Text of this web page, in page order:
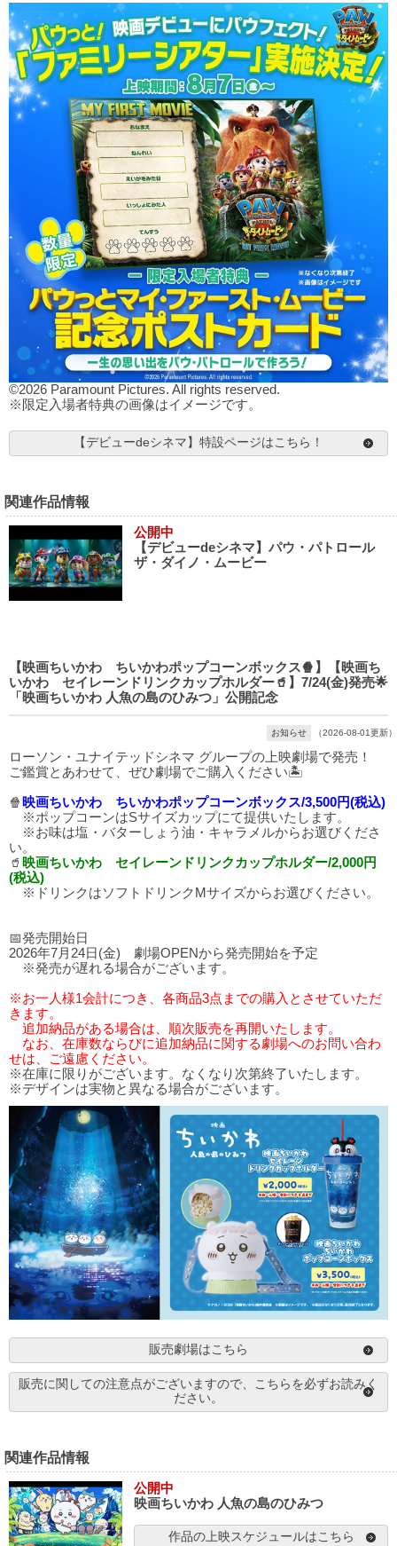
©2026 Paramount Pictures. All rights reserved.
※限定入場者特典の画像はイメージです。
【デビューdeシネマ】特設ページはこちら！
関連作品情報
公開中
【デビューdeシネマ】パウ・パトロール
ザ・ダイノ・ムービー
【映画ちいかわ ちいかわポップコーンボックス🍿】【映画ち
いかわ セイレーンドリンクカップホルダー🥤】7/24(金)発売🌟
「映画ちいかわ 人魚の島のひみつ」公開記念
お知らせ （2026-08-01更新）
ローソン・ユナイテッドシネマ グループの上映劇場で発売！
ご鑑賞とあわせて、ぜひ劇場でご購入ください🏝️
🍿映画ちいかわ ちいかわポップコーンボックス/3,500円(税込)
※ポップコーンはSサイズカップにて提供いたします。
※お味は塩・バターしょう油・キャラメルからお選びくださ
い。
🥤 映画ちいかわ セイレーンドリンクカップホルダー/2,000円
(税込)
※ドリンクはソフトドリンクMサイズからお選びください。
📅発売開始日
2026年7月24日(金) 劇場OPENから発売開始を予定
※発売が遅れる場合がございます。
※お一人様1会計につき、各商品3点までの購入とさせていただ
きます。
追加納品がある場合は、順次販売を再開いたします。
なお、在庫数ならびに追加納品に関する劇場へのお問い合わ
せは、ご遠慮ください。
※在庫に限りがございます。なくなり次第終了いたします。
※デザインは実物と異なる場合がございます。
販売劇場はこちら
販売に関しての注意点がございますので、こちらを必ずお読みく
ださい。
関連作品情報
公開中
映画ちいかわ 人魚の島のひみつ
作品の上映スケジュールはこちら